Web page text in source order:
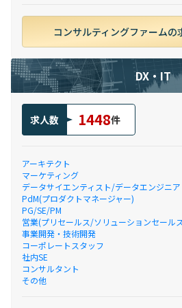
コンサルティングファームの
DX・IT
求人数 1448件
アーキテクト
マーケティング
データサイエンティスト/データエンジニア
PdM(プロダクトマネージャー)
PG/SE/PM
営業(プリセールス/ソリューションセール
事業開発・技術開発
コーポレートスタッフ
社内SE
コンサルタント
その他